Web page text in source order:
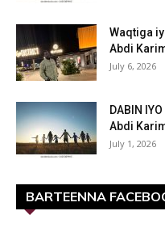
Waqtiga
Abdi
July 6, 2026
DABIN
Abdi
July 1, 2026
BARTEENNA